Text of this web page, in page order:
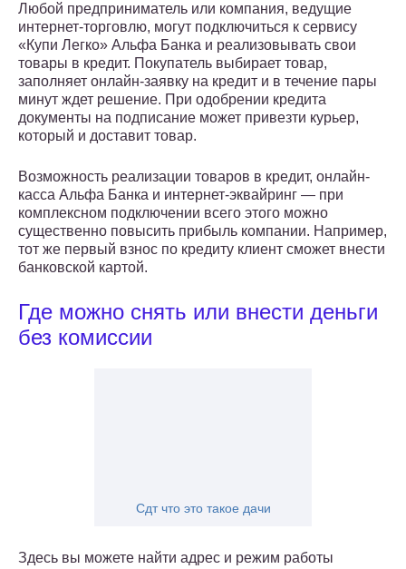
Любой предприниматель или компания, ведущие
интернет-торговлю, могут подключиться к сервису
«Купи Легко» Альфа Банка и реализовывать свои
товары в кредит. Покупатель выбирает товар,
заполняет онлайн-заявку на кредит и в течение пары
минут ждет решение. При одобрении кредита
документы на подписание может привезти курьер,
который и доставит товар.
Возможность реализации товаров в кредит, онлайн-
касса Альфа Банка и интернет-эквайринг — при
комплексном подключении всего этого можно
существенно повысить прибыль компании. Например,
тот же первый взнос по кредиту клиент сможет внести
банковской картой.
Где можно снять или внести деньги
без комиссии
Сдт что это такое дачи
Здесь вы можете найти адрес и режим работы